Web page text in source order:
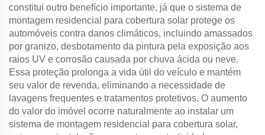
constitui outro benefício importante, já que o sistema de
montagem residencial para cobertura solar protege os
automóveis contra danos climáticos, incluindo amassados
por granizo, desbotamento da pintura pela exposição aos
raios UV e corrosão causada por chuva ácida ou neve.
Essa proteção prolonga a vida útil do veículo e mantém
seu valor de revenda, eliminando a necessidade de
lavagens frequentes e tratamentos protetivos. O aumento
do valor do imóvel ocorre naturalmente ao instalar um
sistema de montagem residencial para cobertura solar,